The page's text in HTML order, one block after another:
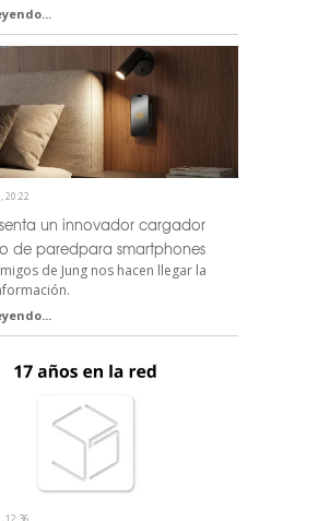
20:22
un innovador cargador
de paredpara smartphones
de Jung nos hacen llegar la
12:36